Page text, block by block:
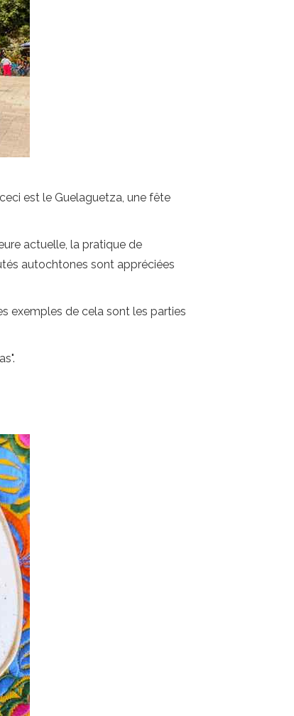
est le Guelaguetza, une fête
actuelle, la pratique de
autochtones sont appréciées
exemples de cela sont les parties